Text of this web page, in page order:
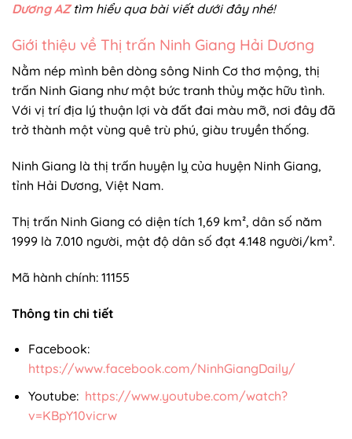
Dương AZtìm hiểu qua bài viết dưới đây nhé!
Giới thiệu về Thị trấn Ninh Giang Hải Dương
Nằm nép mình bên dòng sông Ninh Cơ thơ mộng, thị
trấn Ninh Giang như một bức tranh thủy mặc hữu tình.
Với vị trí địa lý thuận lợi và đất đai màu mỡ, nơi đây đã
trở thành một vùng quê trù phú, giàu truyền thống.
Ninh Giang là thị trấn huyện lỵ của huyện Ninh Giang,
tỉnh Hải Dương, Việt Nam.
Thị trấn Ninh Giang có diện tích 1,69 km², dân số năm
1999 là 7.010 người, mật độ dân số đạt 4.148 người/km².
Mã hành chính: 11155
Thông tin chi tiết
Facebook:
https://www.facebook.com/NinhGiangDaily/
Youtube: https://www.youtube.com/watch?
v=KBpY10vicrw